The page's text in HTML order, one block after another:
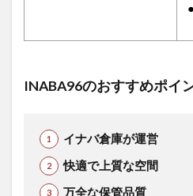
INABA96のおすすめポイ
イナバ倉庫が運営
快適で上質な空間
万全な保管品質